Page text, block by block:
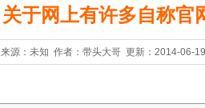
关于网上有许多自称官
来源：未知 作者：带头大哥 更新：2014-06-